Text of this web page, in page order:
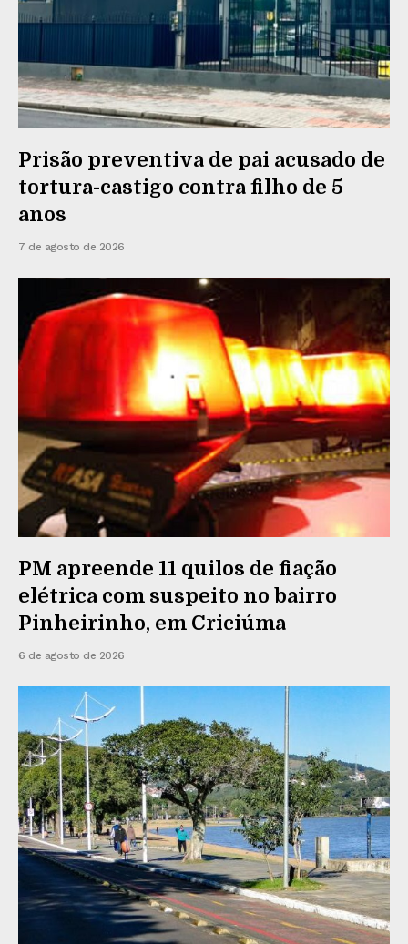
Prisão preventiva de pai acusado de
tortura-castigo contra filho de 5
anos
7 de agosto de 2026
PM apreende 11 quilos de fiação
elétrica com suspeito no bairro
Pinheirinho, em Criciúma
6 de agosto de 2026